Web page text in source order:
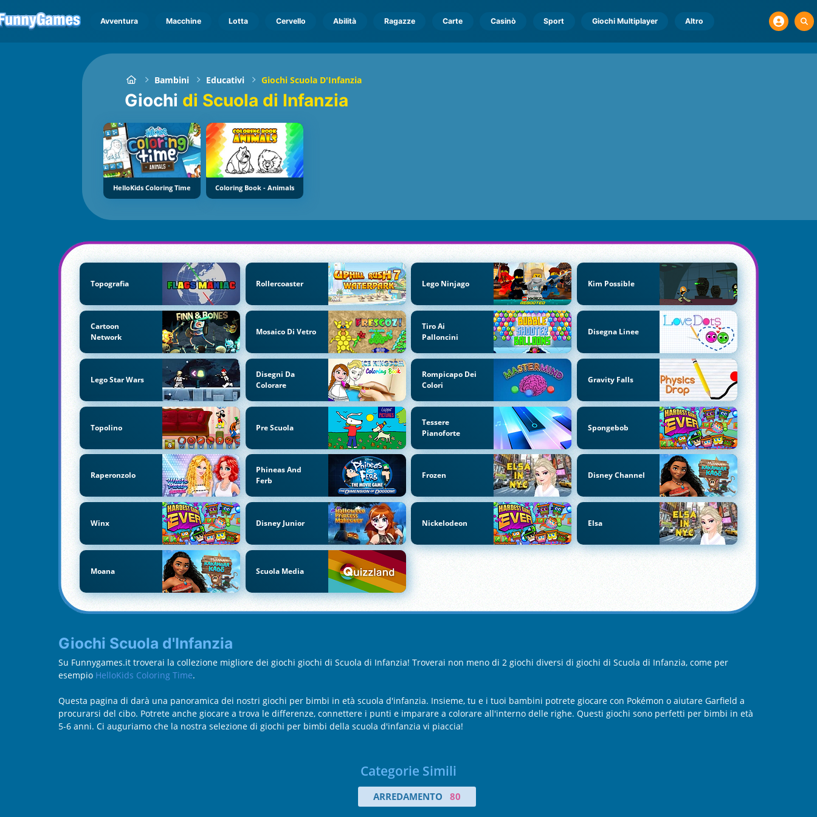
Avventura Macchine Lotta Cervello Abilità Ragazze Carte Casinò Sport Giochi Multiplayer Altro
Bambini Educativi Giochi Scuola D'Infanzia
Giochi di Scuola di Infanzia
HelloKids Coloring Time Coloring Book - Animals
Topografia Rollercoaster Lego Ninjago Kim Possible
Cartoon
Network
Mosaico Di Vetro
Tiro Ai
Palloncini
Disegna Linee
Lego Star Wars
Disegni Da
Colorare
Rompicapo Dei
Colori
Gravity Falls
Topolino Pre Scuola
Tessere
Pianoforte
Spongebob
Raperonzolo
Phineas And
Ferb
Frozen Disney Channel
Winx Disney Junior Nickelodeon Elsa
Moana Scuola Media
Giochi Scuola d'Infanzia
Su Funnygames.it troverai la collezione migliore dei giochi giochi di Scuola di Infanzia! Troverai non meno di 2 giochi diversi di giochi di Scuola di Infanzia, come per
esempio HelloKids Coloring Time.
Questa pagina di darà una panoramica dei nostri giochi per bimbi in età scuola d'infanzia. Insieme, tu e i tuoi bambini potrete giocare con Pokémon o aiutare Garfield a
procurarsi del cibo. Potrete anche giocare a trova le differenze, connettere i punti e imparare a colorare all'interno delle righe. Questi giochi sono perfetti per bimbi in età
5-6 anni. Ci auguriamo che la nostra selezione di giochi per bimbi della scuola d'infanzia vi piaccia!
Categorie Simili
ARREDAMENTO 80